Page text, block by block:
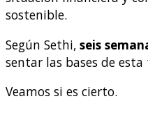
sostenible.
Según Sethi, seis
sentar las bases de
Veamos si es cierto.